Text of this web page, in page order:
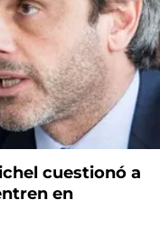
cuestionó a
en